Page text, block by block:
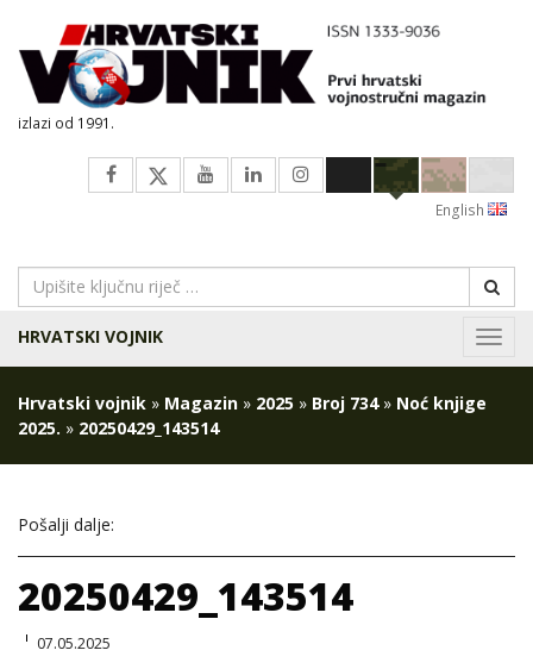
izlazi od 1991.
English
HRVATSKI VOJNIK
Hrvatski vojnik » Magazin » 2025 » Broj 734» Noć knjige
2025. » 20250429_143514
Pošalji dalje:
20250429_143514
07.05.2025